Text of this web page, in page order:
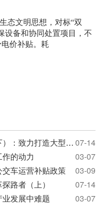
态文明思想，对标“双
设备和协同处置项目，不
价补贴。耗
07-14
致力打造大型商贸流
03-07
的动力
03-09
车运营补贴政策
07-14
路者（上）
03-07
发展中难题